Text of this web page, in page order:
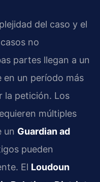
del caso y el
no
partes llegan a un
en un período más
la petición. Los
múltiples
un Guardian ad
pueden
El Loudoun